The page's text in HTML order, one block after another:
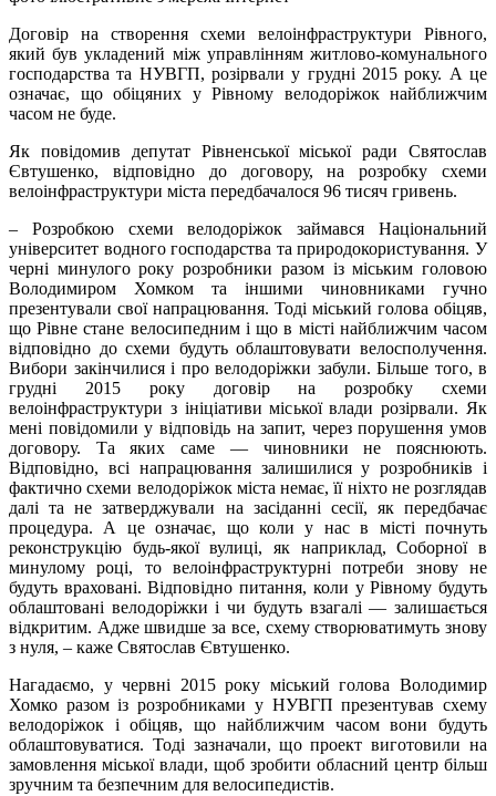
Договір на створення схеми велоінфраструктури Рівного,
який був укладений між управлінням житлово-комунального
господарства та НУВГП, розірвали у грудні 2015 року. А це
означає, що обіцяних у Рівному велодоріжок найближчим
часом не буде.
Як повідомив депутат Рівненської міської ради Святослав
Євтушенко, відповідно до договору, на розробку схеми
велоінфраструктури міста передбачалося 96 тисяч гривень.
– Розробкою схеми велодоріжок займався Національний
університет водного господарства та природокористування. У
черні минулого року розробники разом із міським головою
Володимиром Хомком та іншими чиновниками гучно
презентували свої напрацювання. Тоді міський голова обіцяв,
що Рівне стане велосипедним і що в місті найближчим часом
відповідно до схеми будуть облаштовувати велосполучення.
Вибори закінчилися і про велодоріжки забули. Більше того, в
грудні 2015 року договір на розробку схеми
велоінфраструктури з ініціативи міської влади розірвали. Як
мені повідомили у відповідь на запит, через порушення умов
договору. Та яких саме — чиновники не пояснюють.
Відповідно, всі напрацювання залишилися у розробників і
фактично схеми велодоріжок міста немає, її ніхто не розглядав
далі та не затверджували на засіданні сесії, як передбачає
процедура. А це означає, що коли у нас в місті почнуть
реконструкцію будь-якої вулиці, як наприклад, Соборної в
минулому році, то велоінфраструктурні потреби знову не
будуть враховані. Відповідно питання, коли у Рівному будуть
облаштовані велодоріжки і чи будуть взагалі — залишається
відкритим. Адже швидше за все, схему створюватимуть знову
з нуля, – каже Святослав Євтушенко.
Нагадаємо, у червні 2015 року міський голова Володимир
Хомко разом із розробниками у НУВГП презентував схему
велодоріжок і обіцяв, що найближчим часом вони будуть
облаштовуватися. Тоді зазначали, що проект виготовили на
замовлення міської влади, щоб зробити обласний центр більш
зручним та безпечним для велосипедистів.